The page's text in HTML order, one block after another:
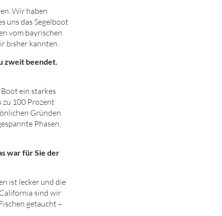
Wir haben
uns das Segelboot
vom bayrischen
bisher kannten.
zweit beendet.
ein starkes
zu 100 Prozent
Gründen
Phasen,
war für Sie der
ist lecker und die
sind wir
getaucht –